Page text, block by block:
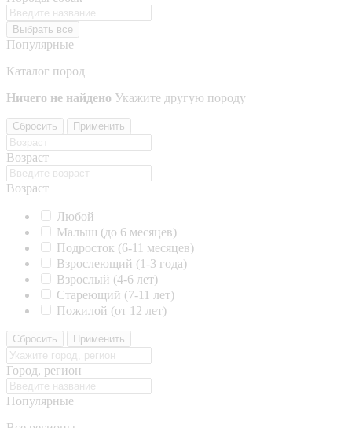
Выбрать все
Популярные
Каталог пород
Ничего не найдено Укажите другую породу
Сбросить Применить
Возраст
Возраст
Любой
Малыш (до 6 месяцев)
Подросток (6-11 месяцев)
Взрослеющий (1-3 года)
Взрослый (4-6 лет)
Стареющий (7-11 лет)
Пожилой (от 12 лет)
Сбросить Применить
Город, регион
Популярные